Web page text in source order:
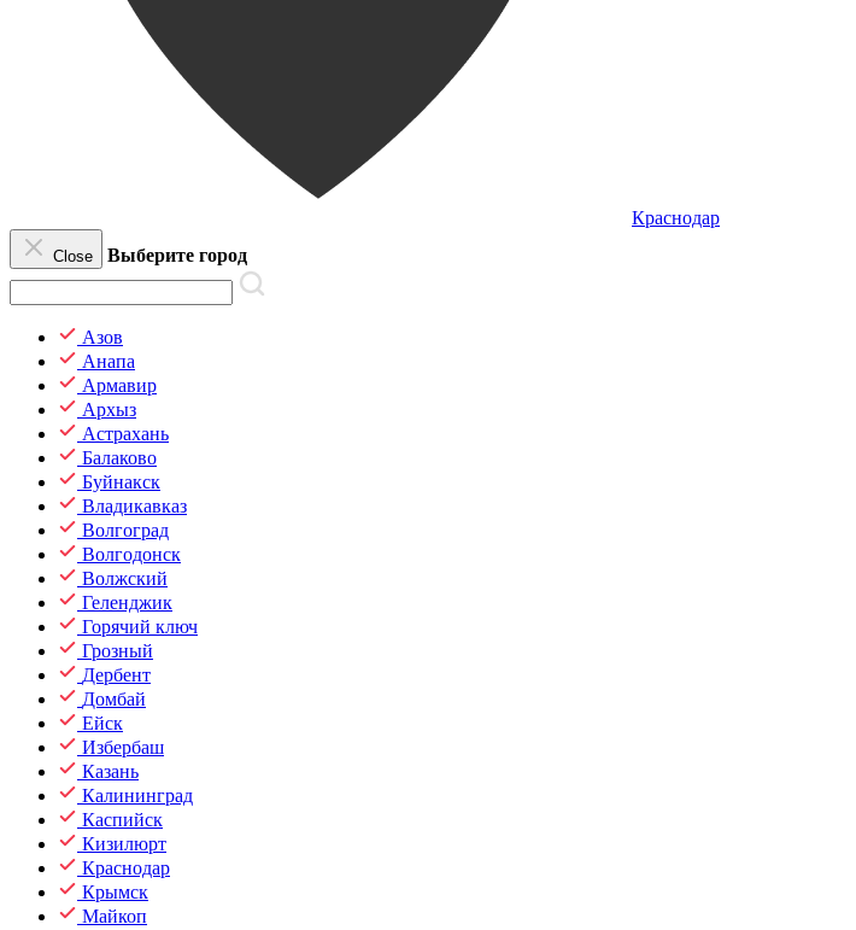
Краснодар
Close Выберите город
Азов
Анапа
Армавир
Архыз
Астрахань
Балаково
Буйнакск
Владикавказ
Волгоград
Волгодонск
Волжский
Геленджик
Горячий ключ
Грозный
Дербент
Домбай
Ейск
Избербаш
Казань
Калининград
Каспийск
Кизилюрт
Краснодар
Крымск
Майкоп